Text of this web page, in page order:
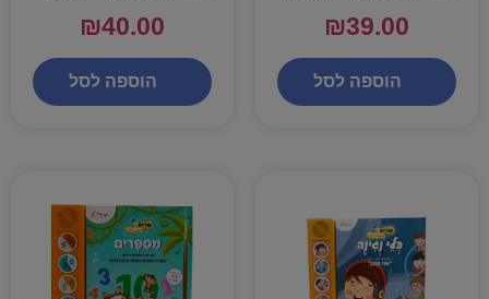
₪39.00
הוספה לסל
₪40.00
הוספה לסל